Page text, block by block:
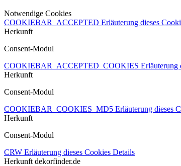
Notwendige Cookies
COOKIEBAR_ACCEPTED Erläuterung dieses
Herkunft
Consent-Modul
COOKIEBAR_ACCEPTED_COOKIES Erläuterung
Herkunft
Consent-Modul
COOKIEBAR_COOKIES_MD5 Erläuterung dieses
Herkunft
Consent-Modul
CRW Erläuterung dieses Cookies Details
Herkunft dekorfinder.de